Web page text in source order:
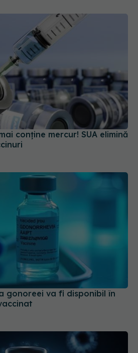
conține mercur! SUA elimină
gonoreei va fi disponibil în